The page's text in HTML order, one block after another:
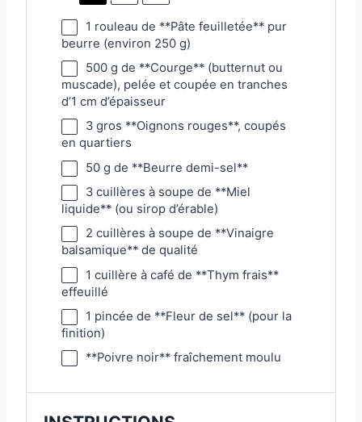
1 rouleau de **Pâte feuilletée** pur
beurre (environ 250 g)
500 g de **Courge** (butternut ou
muscade), pelée et coupée en tranches
d’1 cm d’épaisseur
3gros **Oignons rouges**, coupés
en quartiers
50 g de **Beurre demi-sel**
3cuillères à soupe de **Miel
liquide** (ou sirop d’érable)
2 cuillères à soupe de **Vinaigre
balsamique** de qualité
1 cuillère à café de **Thym frais**
effeuillé
1 pincée de **Fleur de sel** (pour la
finition)
**Poivre noir** fraîchement moulu